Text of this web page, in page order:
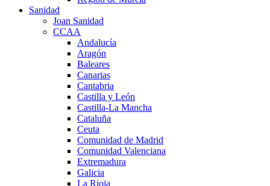
Sanidad
Joan Sanidad
CCAA
Andalucía
Aragón
Baleares
Canarias
Cantabria
Castilla y León
Castilla-La Mancha
Cataluña
Ceuta
Comunidad de Madrid
Comunidad Valenciana
Extremadura
Galicia
La Rioja